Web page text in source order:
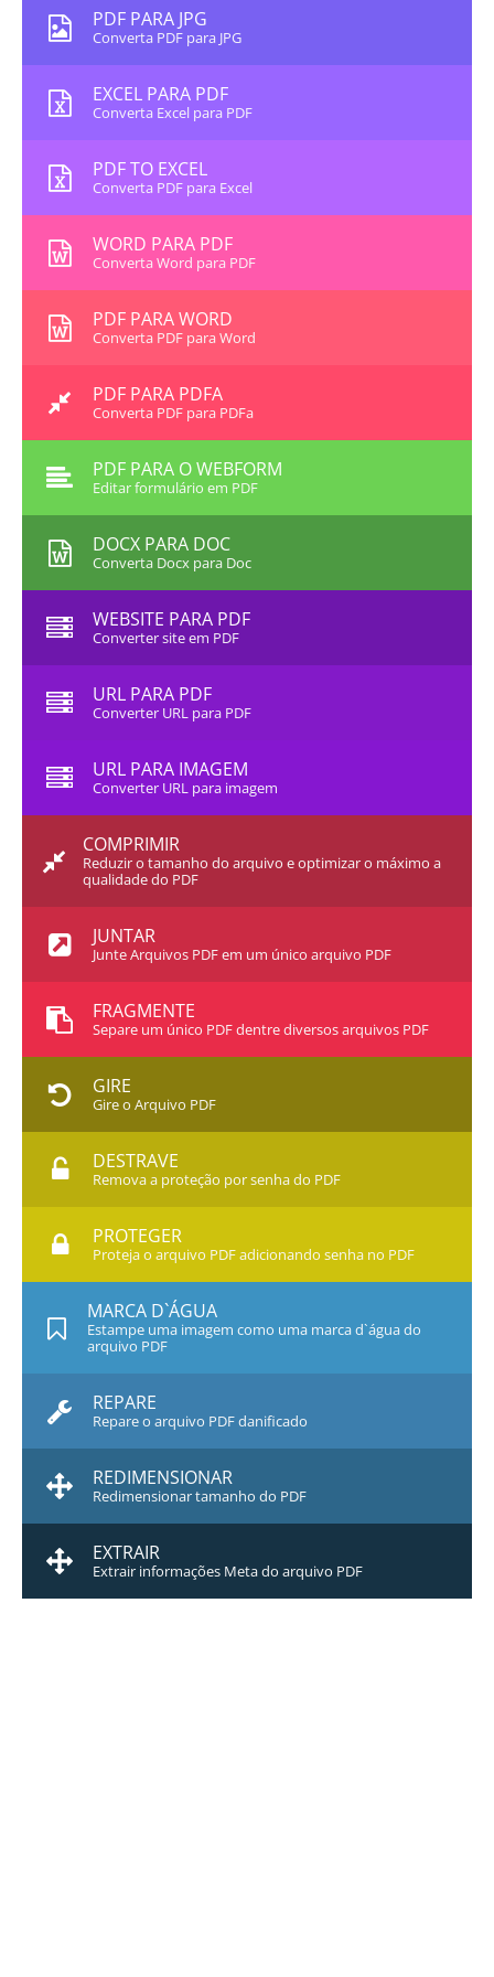
PDF PARA JPG
Converta PDF para JPG
EXCEL PARA PDF
Converta Excel para PDF
PDF TO EXCEL
Converta PDF para Excel
WORD PARA PDF
Converta Word para PDF
PDF PARA WORD
Converta PDF para Word
PDF PARA PDFA
Converta PDF para PDFa
PDF PARA O WEBFORM
Editar formulário em PDF
DOCX PARA DOC
Converta Docx para Doc
WEBSITE PARA PDF
Converter site em PDF
URL PARA PDF
Converter URL para PDF
URL PARA IMAGEM
Converter URL para imagem
COMPRIMIR
Reduzir o tamanho do arquivo e optimizar o máximo a
qualidade do PDF
JUNTAR
Junte Arquivos PDF em um único arquivo PDF
FRAGMENTE
Separe um único PDF dentre diversos arquivos PDF
GIRE
Gire o Arquivo PDF
DESTRAVE
Remova a proteção por senha do PDF
PROTEGER
Proteja o arquivo PDF adicionando senha no PDF
MARCA D`ÁGUA
Estampe uma imagem como uma marca d`água do
arquivo PDF
REPARE
Repare o arquivo PDF danificado
REDIMENSIONAR
Redimensionar tamanho do PDF
EXTRAIR
Extrair informações Meta do arquivo PDF